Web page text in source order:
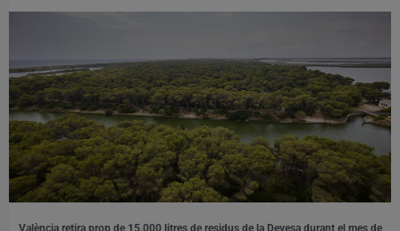
València retira prop de 15.000 litres de residus de la Devesa durant el mes de